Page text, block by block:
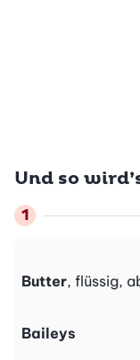
Und so
Butter, flüssig,
Baileys